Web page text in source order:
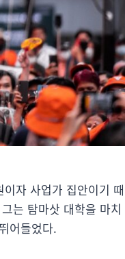
이자 사업가 집안이기 때
는 탐마삿 대학을 마치
어들었다.